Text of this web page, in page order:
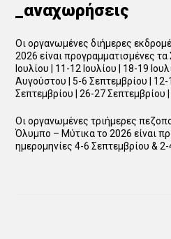
_αναχωρήσεις
Οι οργανωμένες διήμερες
2026 είναι προγραμματισμένες
Ιουλίου | 11-12 Ιουλίου | 18-19
Αυγούστου | 5-6 Σεπτεμβρίου |
Σεπτεμβρίου | 26-27 Σεπτεμβρίου
Οι οργανωμένες τριήμερες
Όλυμπο – Μύτικα το 2026 είναι
ημερομηνίες 4-6 Σεπτεμβρίου &